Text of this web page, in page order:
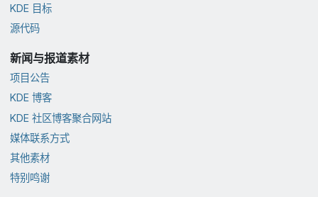
KDE 目标
源代码
新闻与报道素材
项目公告
KDE 博客
KDE 社区博客聚合网站
媒体联系方式
其他素材
特别鸣谢